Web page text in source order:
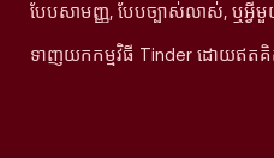
បែបសាមញ្ញ, បែបច្បាស់លាស់, ឬអ្វីមួ
ទាញយកកម្មវិធី Tinder ដោយឥតគិ